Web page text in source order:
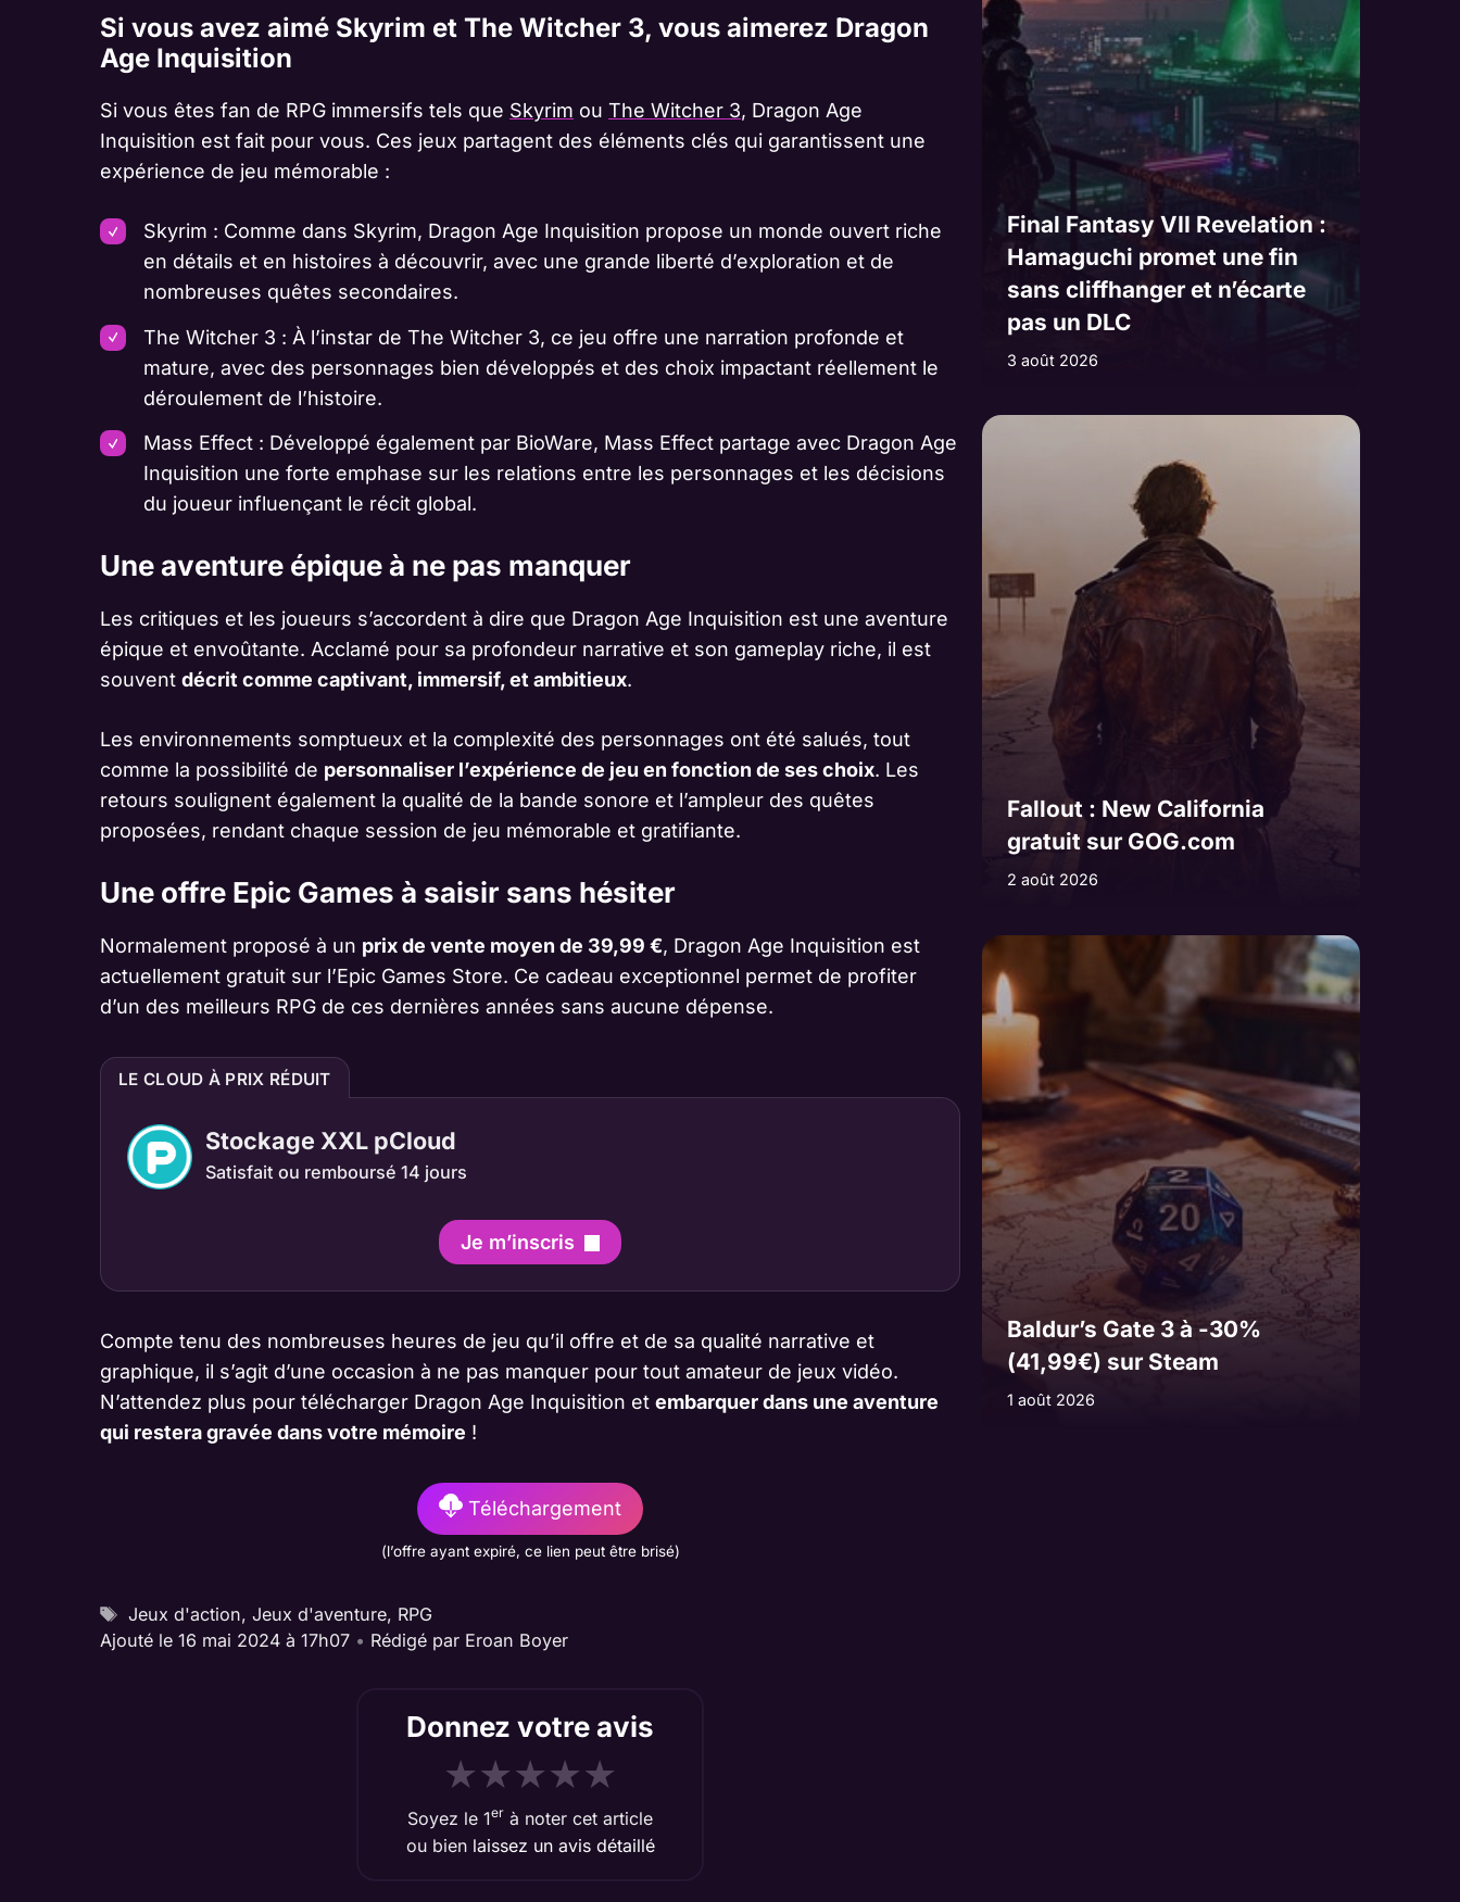
Si vous avez aimé Skyrim et The Witcher 3, vous aimerez Dragon
Age Inquisition
Si vous êtes fan de RPG immersifs tels que Skyrim ou The Witcher 3, Dragon Age
Inquisition est fait pour vous. Ces jeux partagent des éléments clés qui garantissent une
expérience de jeu mémorable :
Skyrim : Comme dans Skyrim, Dragon Age Inquisition propose un monde ouvert riche
en détails et en histoires à découvrir, avec une grande liberté d’exploration et de
nombreuses quêtes secondaires.
The Witcher 3 : À l’instar de The Witcher 3, ce jeu offre une narration profonde et
mature, avec des personnages bien développés et des choix impactant réellement le
déroulement de l’histoire.
Mass Effect : Développé également par BioWare, Mass Effect partage avec Dragon Age
Inquisition une forte emphase sur les relations entre les personnages et les décisions
du joueur influençant le récit global.
Une aventure épique à ne pas manquer
Les critiques et les joueurs s’accordent à dire que Dragon Age Inquisition est une aventure
épique et envoûtante. Acclamé pour sa profondeur narrative et son gameplay riche, il est
souvent décrit comme captivant, immersif, et ambitieux.
Les environnements somptueux et la complexité des personnages ont été salués, tout
comme la possibilité de personnaliser l’expérience de jeu en fonction de ses choix. Les
retours soulignent également la qualité de la bande sonore et l’ampleur des quêtes
proposées, rendant chaque session de jeu mémorable et gratifiante.
Une offre Epic Games à saisir sans hésiter
Normalement proposé à un prix de vente moyen de 39,99 €, Dragon Age Inquisition est
actuellement gratuit sur l’Epic Games Store. Ce cadeau exceptionnel permet de profiter
d’un des meilleurs RPG de ces dernières années sans aucune dépense.
LE CLOUD À PRIX RÉDUIT
Stockage XXL pCloud
Satisfait ou remboursé 14 jours
Je m’inscris
Compte tenu des nombreuses heures de jeu qu’il offre et de sa qualité narrative et
graphique, il s’agit d’une occasion à ne pas manquer pour tout amateur de jeux vidéo.
N’attendez plus pour télécharger Dragon Age Inquisition et embarquer dans une aventure
qui restera gravée dans votre mémoire !
Téléchargement
(l’offre ayant expiré, ce lien peut être brisé)
Étiquettes
Jeux d'action, Jeux d'aventure, RPG
Ajouté le 16 mai 2024 à 17h07 • Rédigé par Eroan Boyer
Donnez votre avis
★★★★★
Soyez le 1er à noter cet article
ou bien laissez un avis détaillé
Final Fantasy VII Revelation :
Hamaguchi promet une fin
sans cliffhanger et n’écarte
pas un DLC
3 août 2026
Fallout : New California
gratuit sur GOG.com
2 août 2026
Baldur’s Gate 3 à -30%
(41,99€) sur Steam
1 août 2026